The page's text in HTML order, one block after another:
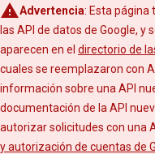
Advertencia: Esta página
las API de datos de Google, y
aparecen en el directorio de
cuales se reemplazaron con
información sobre una API
documentación de la API
autorizar solicitudes con una
y autorización de cuentas de